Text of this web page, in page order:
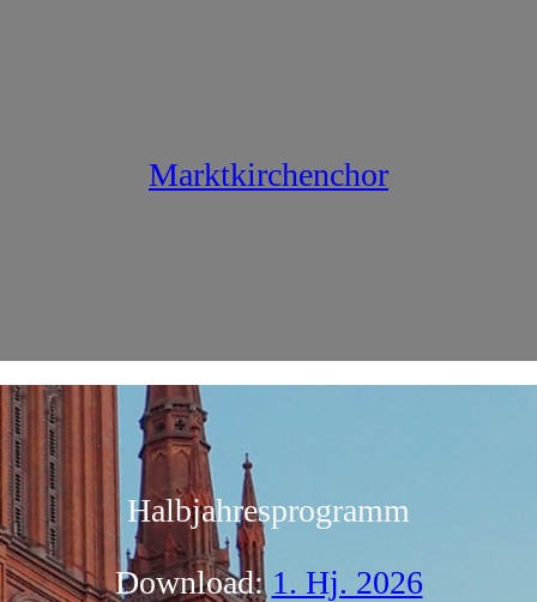
Marktkirchenchor
Halbjahresprogramm
Download: 1. Hj. 2026